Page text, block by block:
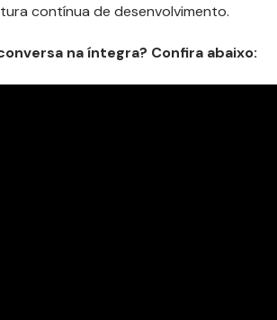
contínua de desenvolvimento.
na íntegra? Confira abaixo: